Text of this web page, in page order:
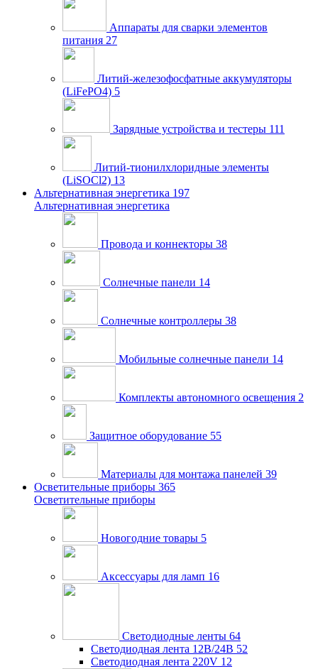
Аппараты для сварки элементов
питания 27
Литий-железофосфатные аккумуляторы
(LiFePO4) 5
Зарядные устройства и тестеры 111
Литий-тионилхлоридные элементы
(LiSOCl2) 13
Альтернативная энергетика 197
Альтернативная энергетика
Провода и коннекторы 38
Солнечные панели 14
Солнечные контроллеры 38
Мобильные солнечные панели 14
Комплекты автономного освещения 2
Защитное оборудование 55
Материалы для монтажа панелей 39
Осветительные приборы 365
Осветительные приборы
Новогодние товары 5
Аксессуары для ламп 16
Светодиодные ленты 64
Светодиодная лента 12В/24В 52
Светодиодная лента 220V 12